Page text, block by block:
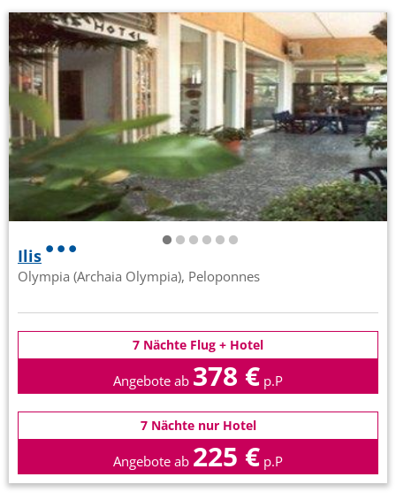
Ilis
Olympia (Archaia Olympia), Peloponnes
7 Nächte Flug + Hotel
Angebote ab 378 € p.P
7 Nächte nur Hotel
Angebote ab 225 € p.P